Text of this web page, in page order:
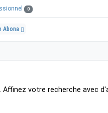
0
Abona
Affinez votre recherche avec